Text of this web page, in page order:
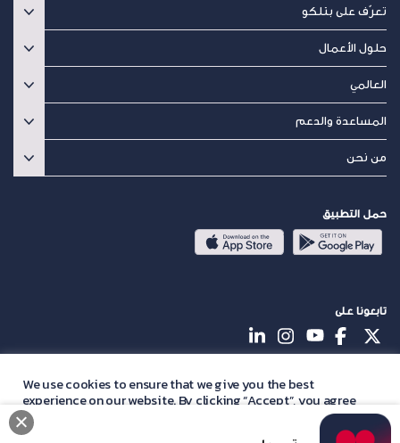
تعرّف على بتلكو
حلول الأعمال
العالمي
المساعدة والدعم
من نحن
حمل التطبيق
تابعونا على
English
We use cookies to ensure that we give you the best
experience on our website. By clicking “Accept”, you agree
with our